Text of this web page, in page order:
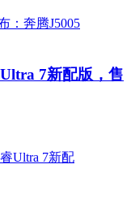
7新配版，售